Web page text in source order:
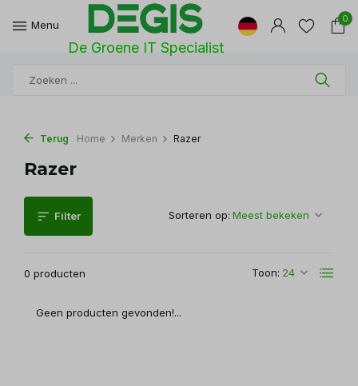
Menu
De Groene IT Specialist
0
Terug Home Merken Razer
Razer
Filter
0 producten Toon:
Sorteren op:
Geen producten gevonden!...